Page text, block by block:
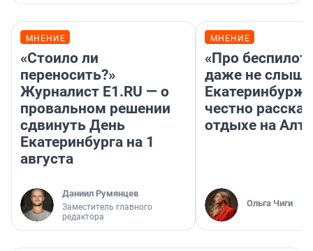
МНЕНИЕ
«Стоило ли
переносить?»
Журналист E1.RU — о
провальном решении
сдвинуть День
Екатеринбурга на 1
августа
Даниил Румянцев
Заместитель главного
редактора
МНЕНИЕ
«Про
даже не
честно
отдыхе на
Ольга Чиги